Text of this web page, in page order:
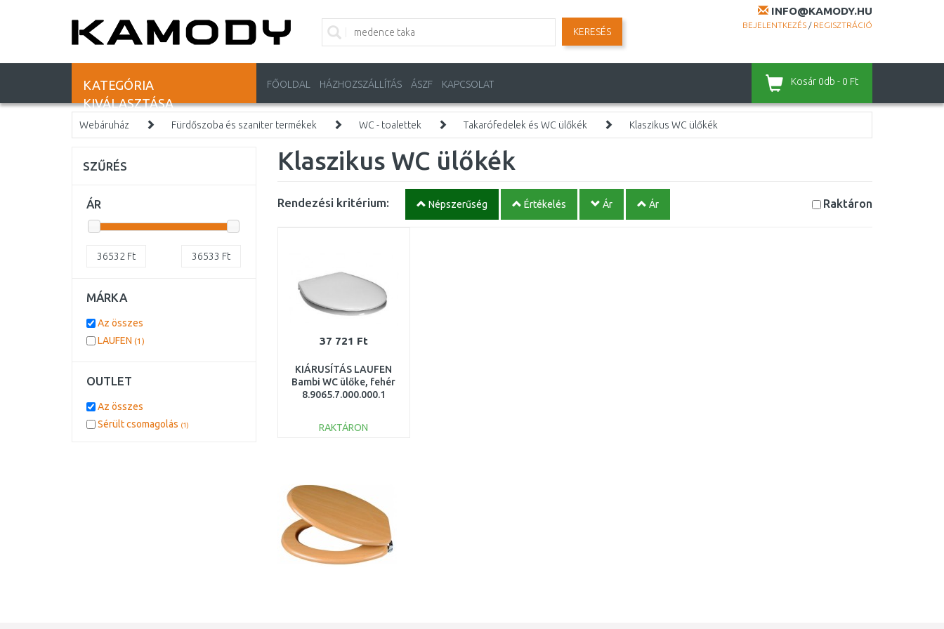
INFO@KAMODY.HU
BEJELENTKEZÉS / REGISZTRÁCIÓ
KERESÉS
KATEGÓRIA
KIVÁLASZTÁSA
FŐOLDAL HÁZHOZSZÁLLÍTÁS ÁSZF KAPCSOLAT Kosár 0db - 0 Ft
Webáruház Fürdőszoba és szaniter termékek WC - toalettek Takarófedelek és WC ülőkék Klaszikus WC ülőkék
Klaszikus WC ülőkék
Rendezési kritérium: Népszerűség Értékelés Ár Ár Raktáron
37 721 Ft
KIÁRUSÍTÁS LAUFEN
Bambi WC ülőke, fehér
8.9065.7.000.000.1
RAKTÁRON
SZŰRÉS
ÁR
36532 Ft 36533 Ft
MÁRKA
Az összes
LAUFEN (1)
OUTLET
Az összes
Sérült csomagolás (1)